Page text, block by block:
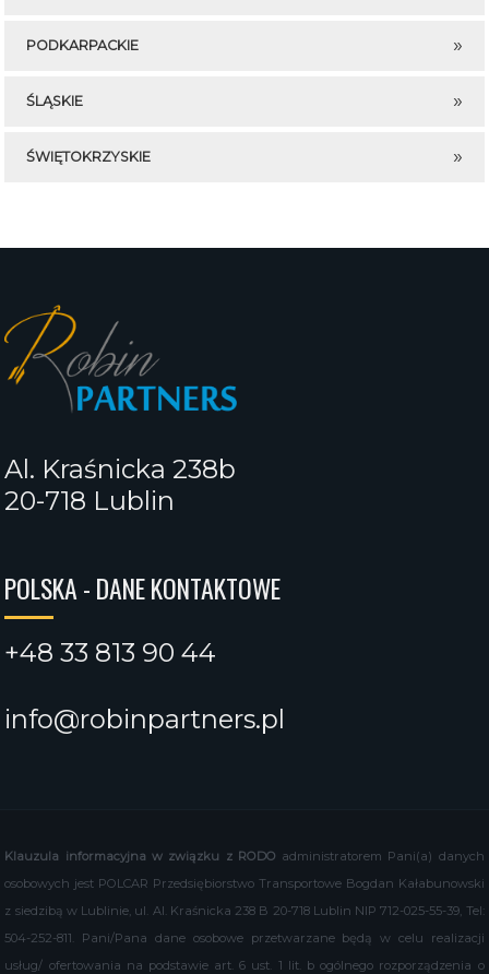
PODKARPACKIE
ŚLĄSKIE
ŚWIĘTOKRZYSKIE
Al. Kraśnicka 238b
20-718 Lublin
POLSKA - DANE KONTAKTOWE
+48 33 813 90 44
info@robinpartners.pl
Klauzula informacyjna w związku z RODO administratorem Pani(a) danych
osobowych jest POLCAR Przedsiębiorstwo Transportowe Bogdan Kałabunowski
z siedzibą w Lublinie, ul. Al. Kraśnicka 238 B 20-718 Lublin NIP 712-025-55-39, Tel:
504-252-811. Pani/Pana dane osobowe przetwarzane będą w celu realizacji
usług/ ofertowania na podstawie art. 6 ust. 1 lit. b ogólnego rozporządzenia o